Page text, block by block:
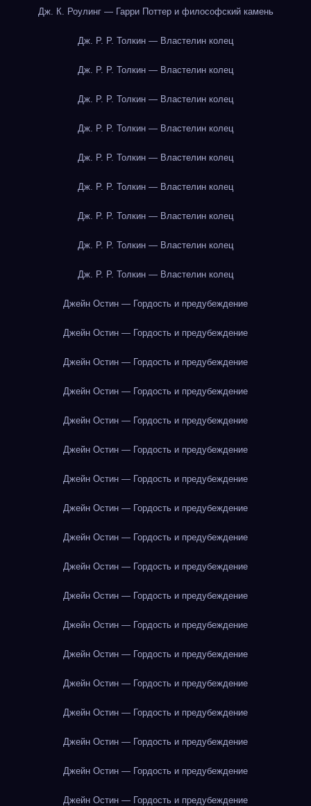
Дж. К. Роулинг — Гарри Поттер и философский камень
Дж. Р. Р. Толкин — Властелин колец
Дж. Р. Р. Толкин — Властелин колец
Дж. Р. Р. Толкин — Властелин колец
Дж. Р. Р. Толкин — Властелин колец
Дж. Р. Р. Толкин — Властелин колец
Дж. Р. Р. Толкин — Властелин колец
Дж. Р. Р. Толкин — Властелин колец
Дж. Р. Р. Толкин — Властелин колец
Дж. Р. Р. Толкин — Властелин колец
Джейн Остин — Гордость и предубеждение
Джейн Остин — Гордость и предубеждение
Джейн Остин — Гордость и предубеждение
Джейн Остин — Гордость и предубеждение
Джейн Остин — Гордость и предубеждение
Джейн Остин — Гордость и предубеждение
Джейн Остин — Гордость и предубеждение
Джейн Остин — Гордость и предубеждение
Джейн Остин — Гордость и предубеждение
Джейн Остин — Гордость и предубеждение
Джейн Остин — Гордость и предубеждение
Джейн Остин — Гордость и предубеждение
Джейн Остин — Гордость и предубеждение
Джейн Остин — Гордость и предубеждение
Джейн Остин — Гордость и предубеждение
Джейн Остин — Гордость и предубеждение
Джейн Остин — Гордость и предубеждение
Джейн Остин — Гордость и предубеждение